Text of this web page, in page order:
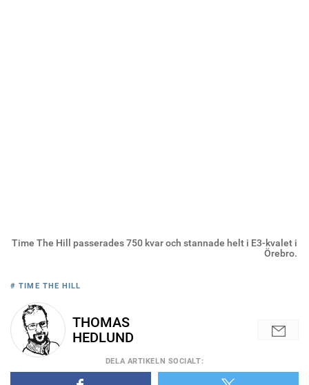
Time The Hill passerades 750 kvar och stannade helt i E3-kvalet i
Örebro.
# TIME THE HILL
THOMAS
HEDLUND
DELA ARTIKELN SOCIALT: